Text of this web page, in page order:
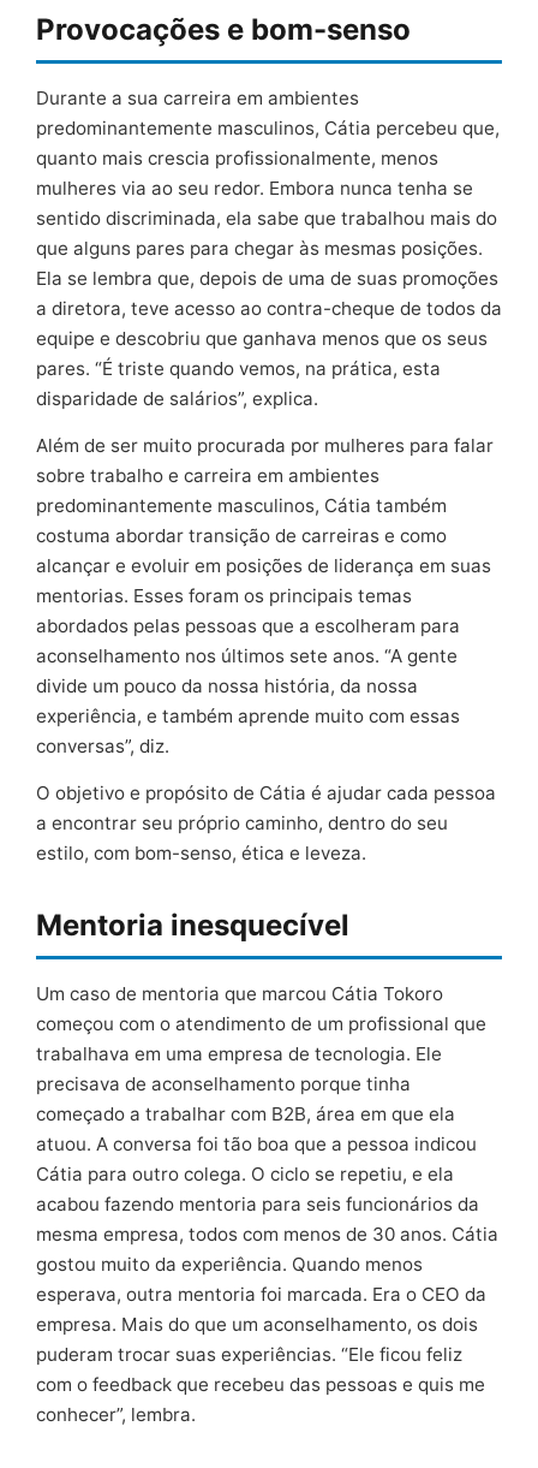
Provocações e bom-senso
Durante a sua carreira em ambientes
predominantemente masculinos, Cátia percebeu que,
quanto mais crescia profissionalmente, menos
mulheres via ao seu redor. Embora nunca tenha se
sentido discriminada, ela sabe que trabalhou mais do
que alguns pares para chegar às mesmas posições.
Ela se lembra que, depois de uma de suas promoções
a diretora, teve acesso ao contra-cheque de todos da
equipe e descobriu que ganhava menos que os seus
pares. “É triste quando vemos, na prática, esta
disparidade de salários”, explica.
Além de ser muito procurada por mulheres para falar
sobre trabalho e carreira em ambientes
predominantemente masculinos, Cátia também
costuma abordar transição de carreiras e como
alcançar e evoluir em posições de liderança em suas
mentorias. Esses foram os principais temas
abordados pelas pessoas que a escolheram para
aconselhamento nos últimos sete anos. “A gente
divide um pouco da nossa história, da nossa
experiência, e também aprende muito com essas
conversas”, diz.
O objetivo e propósito de Cátia é ajudar cada pessoa
a encontrar seu próprio caminho, dentro do seu
estilo, com bom-senso, ética e leveza.
Mentoria inesquecível
Um caso de mentoria que marcou Cátia Tokoro
começou com o atendimento de um profissional que
trabalhava em uma empresa de tecnologia. Ele
precisava de aconselhamento porque tinha
começado a trabalhar com B2B, área em que ela
atuou. A conversa foi tão boa que a pessoa indicou
Cátia para outro colega. O ciclo se repetiu, e ela
acabou fazendo mentoria para seis funcionários da
mesma empresa, todos com menos de 30 anos. Cátia
gostou muito da experiência. Quando menos
esperava, outra mentoria foi marcada. Era o CEO da
empresa. Mais do que um aconselhamento, os dois
puderam trocar suas experiências. “Ele ficou feliz
com o feedback que recebeu das pessoas e quis me
conhecer”, lembra.